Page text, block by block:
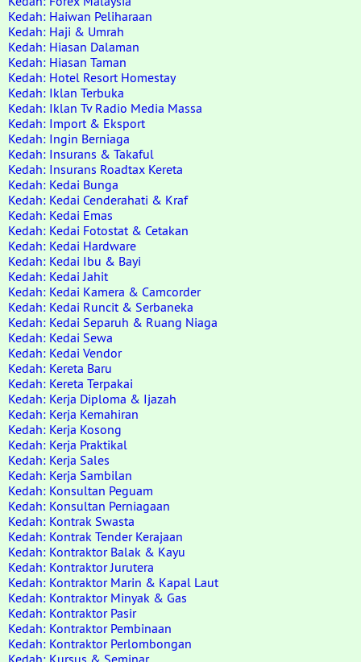
Kedah: Haiwan Peliharaan
Kedah: Haji & Umrah
Kedah: Hiasan Dalaman
Kedah: Hiasan Taman
Kedah: Hotel Resort Homestay
Kedah: Iklan Terbuka
Kedah: Iklan Tv Radio Media Massa
Kedah: Import & Eksport
Kedah: Ingin Berniaga
Kedah: Insurans & Takaful
Kedah: Insurans Roadtax Kereta
Kedah: Kedai Bunga
Kedah: Kedai Cenderahati & Kraf
Kedah: Kedai Emas
Kedah: Kedai Fotostat & Cetakan
Kedah: Kedai Hardware
Kedah: Kedai Ibu & Bayi
Kedah: Kedai Jahit
Kedah: Kedai Kamera & Camcorder
Kedah: Kedai Runcit & Serbaneka
Kedah: Kedai Separuh & Ruang Niaga
Kedah: Kedai Sewa
Kedah: Kedai Vendor
Kedah: Kereta Baru
Kedah: Kereta Terpakai
Kedah: Kerja Diploma & Ijazah
Kedah: Kerja Kemahiran
Kedah: Kerja Kosong
Kedah: Kerja Praktikal
Kedah: Kerja Sales
Kedah: Kerja Sambilan
Kedah: Konsultan Peguam
Kedah: Konsultan Perniagaan
Kedah: Kontrak Swasta
Kedah: Kontrak Tender Kerajaan
Kedah: Kontraktor Balak & Kayu
Kedah: Kontraktor Jurutera
Kedah: Kontraktor Marin & Kapal Laut
Kedah: Kontraktor Minyak & Gas
Kedah: Kontraktor Pasir
Kedah: Kontraktor Pembinaan
Kedah: Kontraktor Perlombongan
Kedah: Kursus & Seminar